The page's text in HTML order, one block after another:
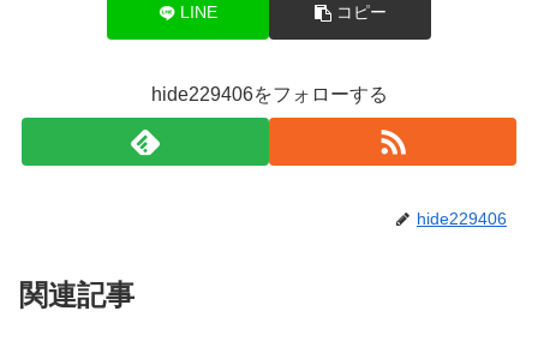
LINE コピー
hide229406をフォローする
hide229406
関連記事